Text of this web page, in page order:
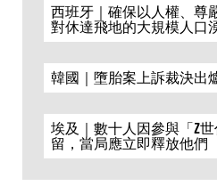
西班牙｜確保以人權、尊
對休達飛地的大規模人口
韓國｜墮胎案上訴裁決出
埃及｜數十人因參與「Z
留，當局應立即釋放他們